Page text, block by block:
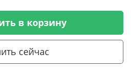
в корзину
сейчас